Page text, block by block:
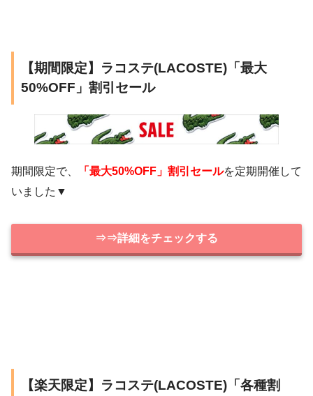
【期間限定】ラコステ(LACOSTE)「最大
50%OFF」割引セール
期間限定で、 「最大50%OFF」割引セールを定期開催して
いました▼
⇒⇒詳細をチェックする
【楽天限定】ラコステ(LACOSTE)「各種割